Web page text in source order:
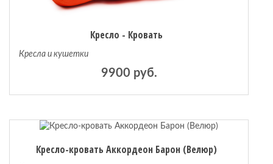
Кресло - Кровать
Кресла и кушетки
9900 руб.
Кресло-кровать Аккордеон Барон (Велюр)